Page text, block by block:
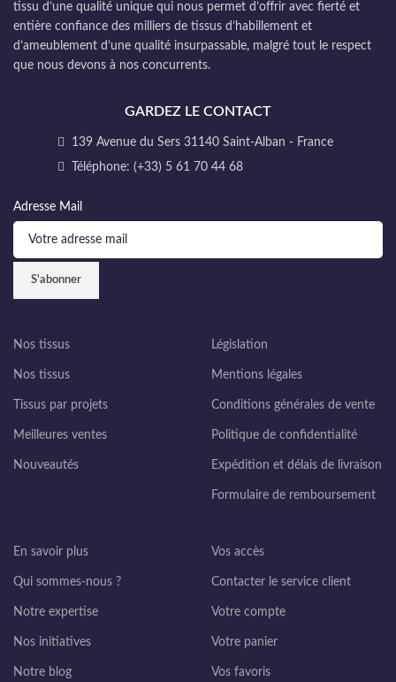
tissu d’une qualité unique qui nous permet d’offrir avec fierté et
entière confiance des milliers de tissus d’habillement et
d’ameublement d’une qualité insurpassable, malgré tout le respect
que nous devons à nos concurrents.
GARDEZ LE CONTACT
139 Avenue du Sers 31140 Saint-Alban - France
Téléphone: (+33) 5 61 70 44 68
Adresse Mail
Nos tissus
Nos tissus
Tissus par projets
Meilleures ventes
Nouveautés
Législation
Mentions légales
Conditions générales de vente
Politique de confidentialité
Expédition et délais de livraison
Formulaire de remboursement
En savoir plus
Qui sommes-nous ?
Notre expertise
Nos initiatives
Notre blog
Vos accès
Contacter le service client
Votre compte
Votre panier
Vos favoris